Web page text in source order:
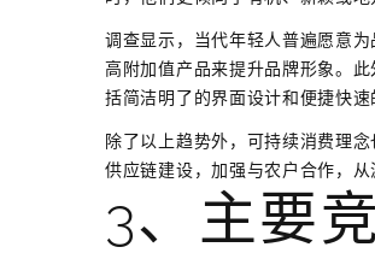
调查显示，当代年轻人普遍愿意
高附加值产品来提升品牌形象。
括简洁明了的界面设计和便捷快速
除了以上趋势外，可持续消费理
供应链建设，加强与农户合作，
3、主要